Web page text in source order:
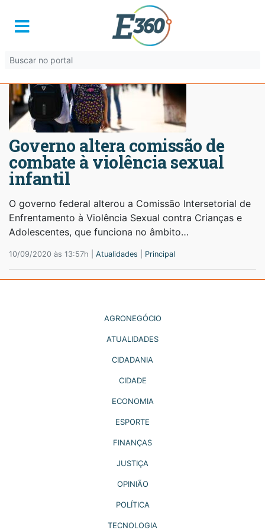
Governo altera comissão de
combate à violência sexual
infantil
O governo federal alterou a Comissão Intersetorial de
Enfrentamento à Violência Sexual contra Crianças e
Adolescentes, que funciona no âmbito…
10/09/2020 às 13:57h | Atualidades Principal
AGRONEGÓCIO
ATUALIDADES
CIDADANIA
CIDADE
ECONOMIA
ESPORTE
FINANÇAS
JUSTIÇA
OPINIÃO
POLÍTICA
TECNOLOGIA